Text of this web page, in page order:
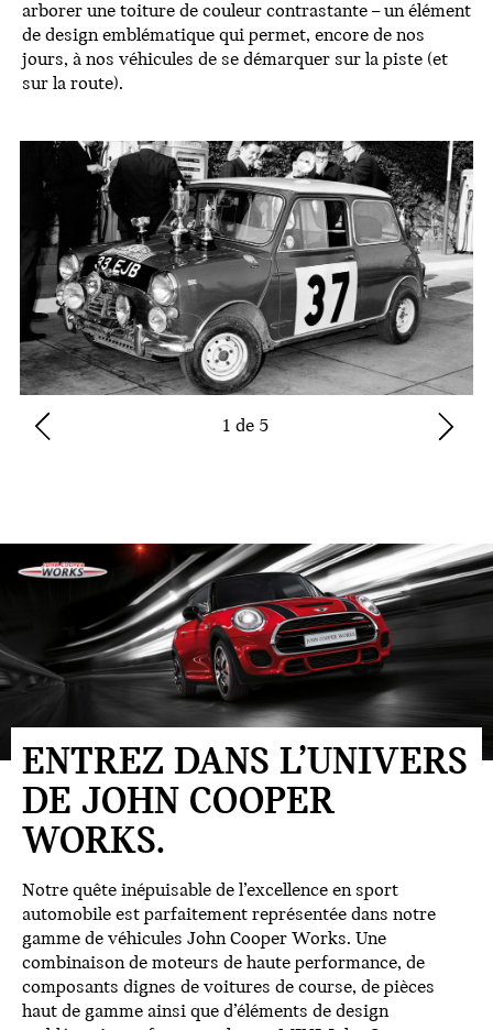
arborer une toiture de couleur contrastante – un élément
de design emblématique qui permet, encore de nos
jours, à nos véhicules de se démarquer sur la piste (et
sur la route).
1 de 5
ENTREZ DANS L’UNIVERS
DE JOHN COOPER
WORKS.
Notre quête inépuisable de l’excellence en sport
automobile est parfaitement représentée dans notre
gamme de véhicules John Cooper Works. Une
combinaison de moteurs de haute performance, de
composants dignes de voitures de course, de pièces
haut de gamme ainsi que d’éléments de design